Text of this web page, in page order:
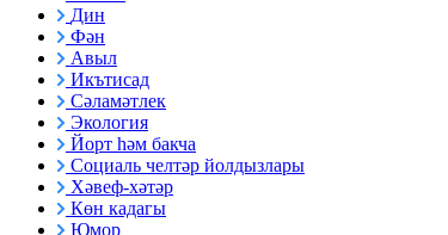
Дин
Фән
Авыл
Икътисад
Сәламәтлек
Экология
Йорт һәм бакча
Социаль челтәр йолдызлары
Хәвеф-хәтәр
Көн кадагы
Юмор